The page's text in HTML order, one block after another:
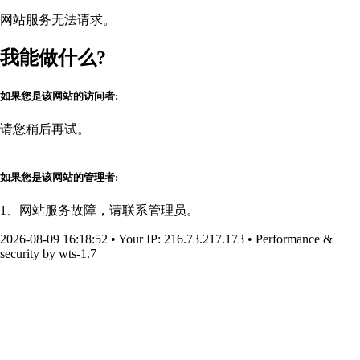
网站服务无法请求。
我能做什么?
如果您是该网站的访问者:
请您稍后再试。
如果您是该网站的管理者:
1、网站服务故障，请联系管理员。
2026-08-09 16:18:52 • Your IP: 216.73.217.173 • Performance &
security by wts-1.7